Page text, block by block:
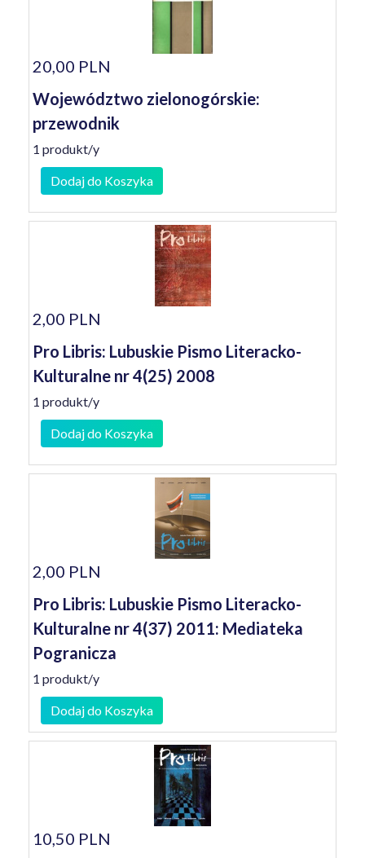
20,00 PLN
Województwo zielonogórskie:
przewodnik
1 produkt/y
Dodaj do Koszyka
2,00 PLN
Pro Libris: Lubuskie Pismo Literacko-
Kulturalne nr 4(25) 2008
1 produkt/y
Dodaj do Koszyka
2,00 PLN
Pro Libris: Lubuskie Pismo Literacko-
Kulturalne nr 4(37) 2011: Mediateka
Pogranicza
1 produkt/y
Dodaj do Koszyka
10,50 PLN